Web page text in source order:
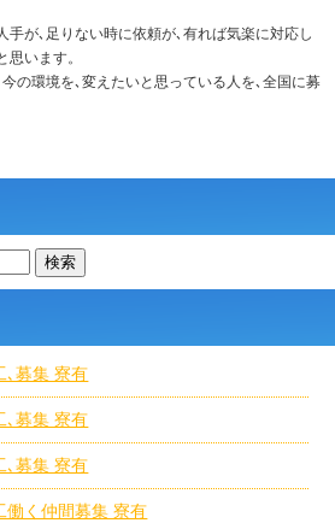
手が､足りない時に依頼が､有れば気楽に対応し
います。
の環境を､変えたいと思っている人を､全国に募
､募集 寮有
､募集 寮有
､募集 寮有
働く仲間募集 寮有